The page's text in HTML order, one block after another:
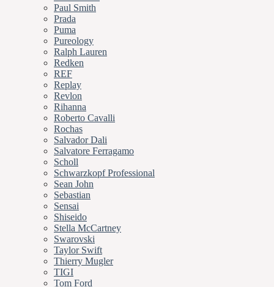
Paul Smith
Prada
Puma
Pureology
Ralph Lauren
Redken
REF
Replay
Revlon
Rihanna
Roberto Cavalli
Rochas
Salvador Dali
Salvatore Ferragamo
Scholl
Schwarzkopf Professional
Sean John
Sebastian
Sensai
Shiseido
Stella McCartney
Swarovski
Taylor Swift
Thierry Mugler
TIGI
Tom Ford